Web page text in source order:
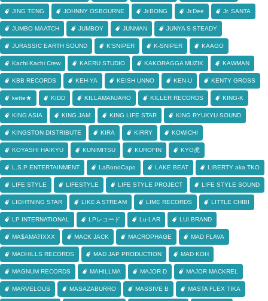
JING TENG JOHNNY OSBOURNE Jr.BONG Jr.Dee Jr. SANTA
JUMBO MAATCH JUMBOY JUNMAN JUNYA S-STEADY
JURASSIC EARTH SOUND K'SNIPER K-SNIPER KAAGO
Kachi Kachi Crew KAERU STUDIO KAKORAGGA MUZIK KAWMAN
KBB RECORDS KEH-YA KEISH UNNO KEN-U KENTY GROSS
kette★ KIDD KILLAMANJARO KILLER RECORDS KING-K
KING ASIA KING JAM KING LIFE STAR KING RYUKYU SOUND
KINGSTON DISTRIBUTE KIRA KIRRY KOWICHI
KOYASHI HAIKYU KUNIMITSU KUROFIN KYO虎
L.S.P ENTERTAINMENT LaBonoCapo LAKE BEAT LIBERTY aka TKO
LIFE STYLE LIFESTYLE LIFE STYLE PROJECT LIFE STYLE SOUND
LIGHTNING STAR LIKE A STREAM LIME RECORDS LITTLE CHIBI
LP INTERNATIONAL LPレコード Lu-LAR LUI BRAND
MA$AMATIXXX MACK JACK MACROPHAGE MAD FLAVA
MADHILLS RECORDS MAD JAP PRODUCTION MAD KOH
MAGNUM RECORDS MAHILLMA MAJOR-D MAJOR MACKREL
MARVELOUS MASAZABURRO MASSIVE B MASTA FLEX TIKA